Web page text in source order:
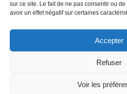
sur ce site. Le fait de ne pas consentir ou
avoir un effet négatif sur certaines
Accepter
Refuser
Voir les
Principale
Linkedin
MENTIONS